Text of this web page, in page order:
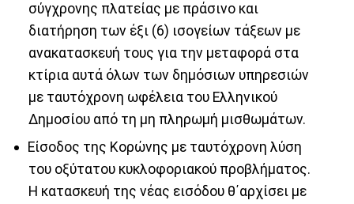
σύγχρονης πλατείας με πράσινο και
διατήρηση των έξι (6) ισογείων τάξεων με
ανακατασκευή τους για την μεταφορά στα
κτίρια αυτά όλων των δημόσιων υπηρεσιών
με ταυτόχρονη ωφέλεια του Ελληνικού
Δημοσίου από τη μη πληρωμή μισθωμάτων.
Είσοδος της Κορώνης με ταυτόχρονη λύση
του οξύτατου κυκλοφοριακού προβλήματος.
Η κατασκευή της νέας εισόδου θ΄αρχίσει με